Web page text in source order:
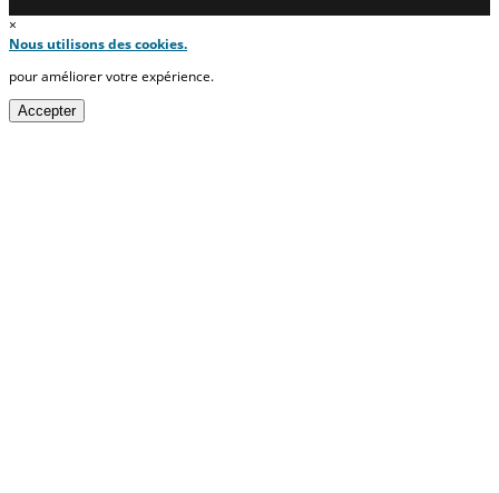
×
Nous utilisons des cookies.
pour améliorer votre expérience.
Accepter